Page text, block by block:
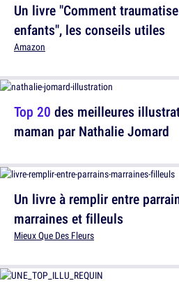
Top 20 des meilleures
maman par Nathalie Jomard
Un livre "Comment
enfants", les conseils utiles
Amazon
Un livre à remplir entre
marraines et filleuls
Mieux Que Des Fleurs